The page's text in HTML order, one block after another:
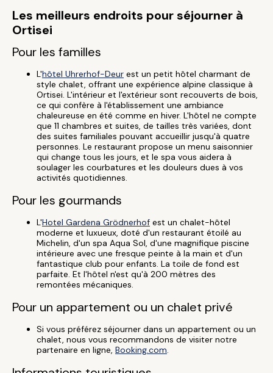
Les meilleurs endroits pour séjourner à
Ortisei
Pour les familles
L'hôtel Uhrerhof-Deur est un petit hôtel charmant de
style chalet, offrant une expérience alpine classique à
Ortisei. L'intérieur et l'extérieur sont recouverts de bois,
ce qui confère à l'établissement une ambiance
chaleureuse en été comme en hiver. L'hôtel ne compte
que 11 chambres et suites, de tailles très variées, dont
des suites familiales pouvant accueillir jusqu'à quatre
personnes. Le restaurant propose un menu saisonnier
qui change tous les jours, et le spa vous aidera à
soulager les courbatures et les douleurs dues à vos
activités quotidiennes.
Pour les gourmands
L'Hotel Gardena Grödnerhof est un chalet-hôtel
moderne et luxueux, doté d'un restaurant étoilé au
Michelin, d'un spa Aqua Sol, d'une magnifique piscine
intérieure avec une fresque peinte à la main et d'un
fantastique club pour enfants. La toile de fond est
parfaite. Et l'hôtel n'est qu'à 200 mètres des
remontées mécaniques.
Pour un appartement ou un chalet privé
Si vous préférez séjourner dans un appartement ou un
chalet, nous vous recommandons de visiter notre
partenaire en ligne, Booking.com.